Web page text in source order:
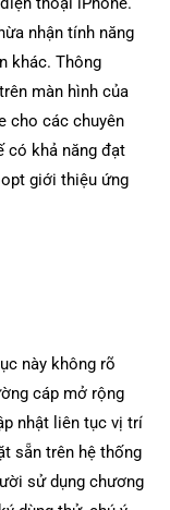
nhận tính năng
khác. Thông
màn hình của
cho các chuyên
có khả năng đạt
giới thiệu ứng
này không rõ
cáp mở rộng
nhật liên tục vị trí
sẵn trên hệ thống
sử dụng chương